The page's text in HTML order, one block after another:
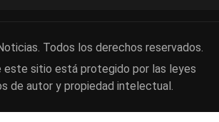
Todos los derechos reservados.
este sitio está protegido por las leyes
de autor y propiedad intelectual.